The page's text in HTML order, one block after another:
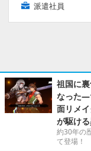
派遣社員
祖国に
なった
面リメ
が駆け
約30年の
て登場！